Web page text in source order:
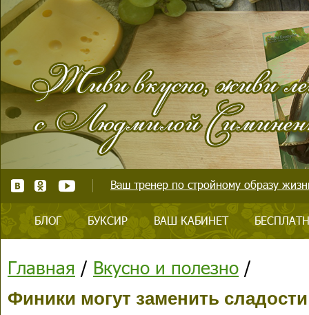
Ваш тренер по стройному образу
БЛОГ БУКСИР ВАШ КАБИНЕТ
Главная / Вкусно и полезно /
Финики могут заменить